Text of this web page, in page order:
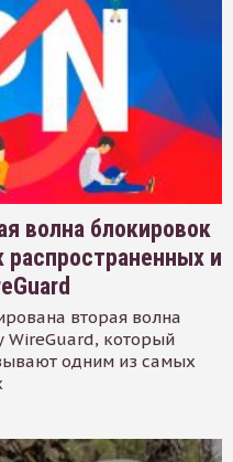
волна блокировок
и
вторая волна
WireGuard, который
одним из самых